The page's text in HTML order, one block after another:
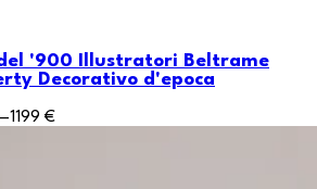
'900 Illustratori Beltrame
Decorativo d'epoca
1199 €